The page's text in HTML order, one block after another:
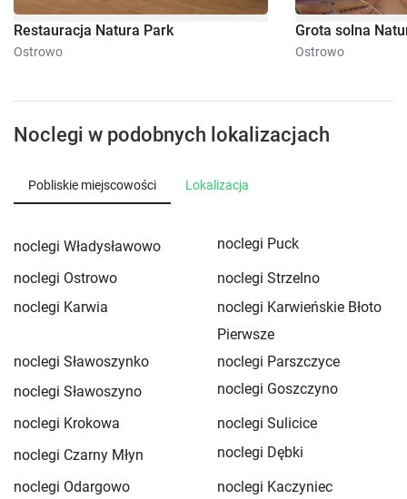
Restauracja Natura Park
Ostrowo
Grota solna
Ostrowo
Noclegi w podobnych lokalizacjach
Pobliskie miejscowości Lokalizacja
noclegi Władysławowo
noclegi Puck
noclegi Ostrowo
noclegi Strzelno
noclegi Karwia
noclegi Karwieńskie Błoto
Pierwsze
noclegi Sławoszynko
noclegi Parszczyce
noclegi Sławoszyno
noclegi Goszczyno
noclegi Krokowa
noclegi Sulicice
noclegi Czarny Młyn
noclegi Dębki
noclegi Odargowo
noclegi Kaczyniec